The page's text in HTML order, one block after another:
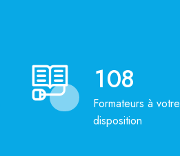
108
Formateurs à votre
disposition